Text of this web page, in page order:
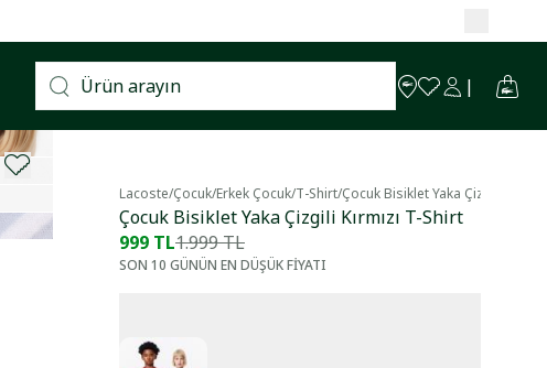
Lacoste/Çocuk/Erkek Çocuk/T-Shirt/Çocuk Bisiklet Yaka Çizgili
Çocuk Bisiklet Yaka Çizgili Kırmızı T-Shirt
999 TL1.999 TL
SON 10 GÜNÜN EN DÜŞÜK FİYATI